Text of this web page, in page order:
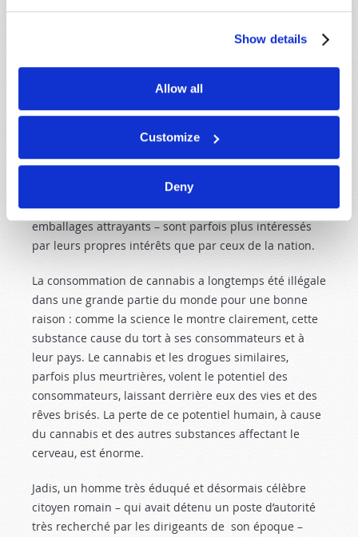
Show details
Allow all
Customize
Deny
pas une substance inoffensive et ses dommages
cannabis ne protège pas la jeunesse
canadienne”, 29 mai 2017).
Les dirigeants politiques devraient être motivés par le
bien-être des citoyens, mais ceux qui cèdent aux
groupes hédonistes – ou à ceux qui ont des intérêts
commerciaux, en vendant leurs produits dans des
emballages attrayants – sont parfois plus intéressés
par leurs propres intérêts que par ceux de la nation.
La consommation de cannabis a longtemps été illégale
dans une grande partie du monde pour une bonne
raison : comme la science le montre clairement, cette
substance cause du tort à ses consommateurs et à
leur pays. Le cannabis et les drogues similaires,
parfois plus meurtrières, volent le potentiel des
consommateurs, laissant derrière eux des vies et des
rêves brisés. La perte de ce potentiel humain, à cause
du cannabis et des autres substances affectant le
cerveau, est énorme.
Jadis, un homme très éduqué et désormais célèbre
citoyen romain – qui avait détenu un poste d’autorité
très recherché par les dirigeants de son époque –